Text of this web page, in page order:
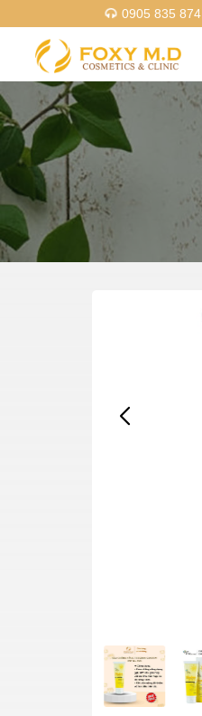
0905 835 874